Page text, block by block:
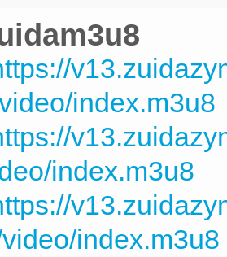
index.m3u8
index.m3u8
index.m3u8